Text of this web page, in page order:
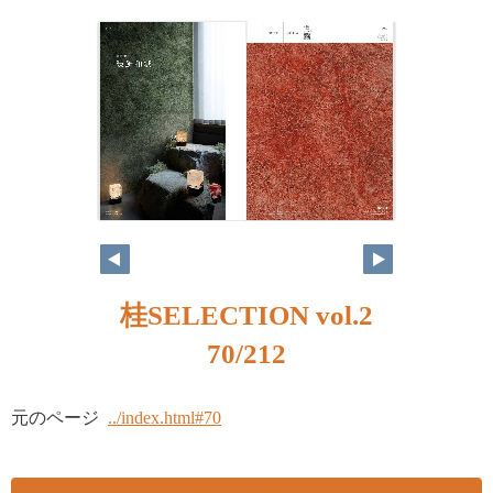
桂SELECTION vol.2
70/212
元のページ ../index.html#70